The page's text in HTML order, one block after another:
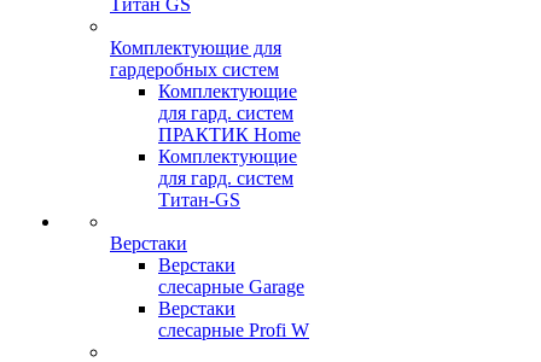
Титан GS
Комплектующие для
гардеробных систем
Комплектующие
для гард. систем
ПРАКТИК Home
Комплектующие
для гард. систем
Титан-GS
Верстаки
Верстаки
слесарные Garage
Верстаки
слесарные Profi W